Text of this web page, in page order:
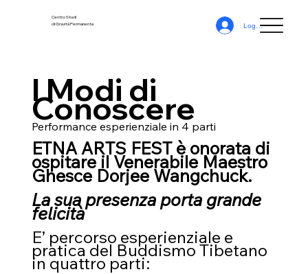
Centro Studi
di Gravità Permanente
Log In
I Modi di
Conoscere
Performance esperienziale in 4 parti
ETNA ARTS FEST è onorata di
ospitare il Venerabile Maestro
Ghesce Dorjee Wangchuck.
La sua presenza porta grande
felicità
E’ percorso esperienziale e
pratica del Buddismo Tibetano
in quattro parti: